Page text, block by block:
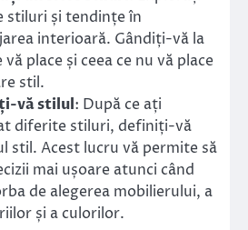
stiluri și tendințe în
interioară. Gândiți-vă la
vă place și ceea ce nu vă place
stil.
vă stilul: După ce ați
diferite stiluri, definiți-vă
stil. Acest lucru vă permite să
mai ușoare atunci când
de alegerea mobilierului, a
și a culorilor.